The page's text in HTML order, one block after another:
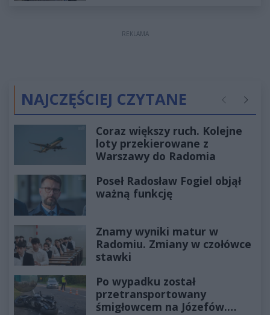
REKLAMA
NAJCZĘŚCIEJ CZYTANE Poprzednie
Coraz większy ruch. Kolejne
loty przekierowane z
Warszawy do Radomia
Poseł Radosław Fogiel objął
ważną funkcję
Znamy wyniki matur w
Radomiu. Zmiany w czołówce
stawki
Po wypadku został
przetransportowany
śmigłowcem na Józefów.